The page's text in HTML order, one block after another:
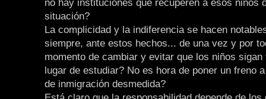
no hay instituciones que recuperen a esos niños
situación?
La complicidad y la indiferencia se hacen
siempre, ante estos hechos... de una vez y por
momento de cambiar y evitar que los niños sigan
lugar de estudiar? No es hora de poner un freno
de inmigración desmedida?